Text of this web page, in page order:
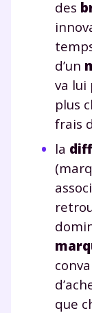
des
d’un
va lui
plus
frais
la
que